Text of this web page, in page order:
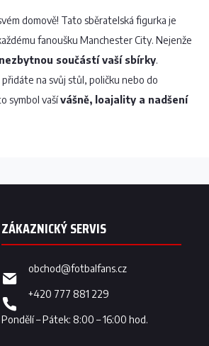
domově! Tato sběratelská figurka je
fanoušku Manchester City. Nejenže
nezbytnou součástí vaší sbírky.
na svůj stůl, poličku nebo do
symbol vašívášně, loajality a nadšení
obchod@fotbalfans.cz
+420 777 881 229